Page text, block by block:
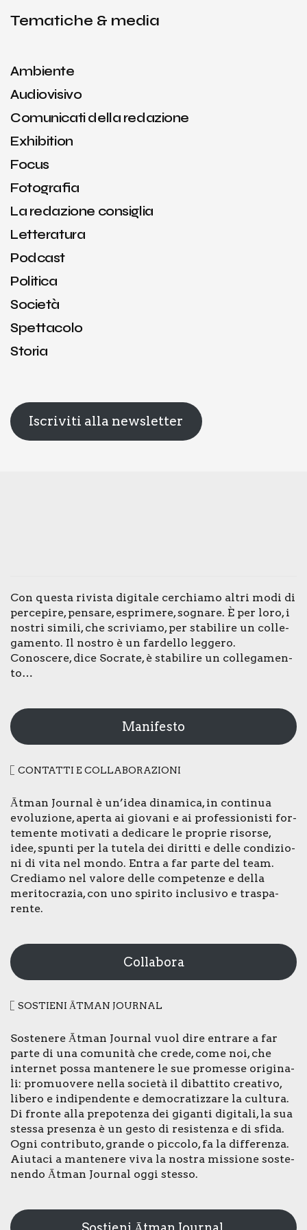
Tematiche & media
Ambiente
Audiovisivo
Comunicati della redazione
Exhibition
Focus
Fotografia
La redazione consiglia
Letteratura
Podcast
Politica
Società
Spettacolo
Storia
Iscriviti alla newsletter
Con que­sta rivi­sta digi­ta­le cer­chia­mo altri modi di
per­ce­pi­re, pen­sa­re, espri­me­re, sogna­re. È per loro, i
nostri simi­li, che scri­via­mo, per sta­bi­li­re un col­le­
ga­men­to. Il nostro è un far­del­lo leg­ge­ro.
Cono­sce­re, dice Socra­te, è sta­bi­li­re un col­le­ga­men­
to…
Manifesto
CON­TAT­TI E COL­LA­BO­RA­ZIO­NI
Ātman Jour­nal è un’idea dina­mi­ca, in con­ti­nua
evo­lu­zio­ne, aper­ta ai gio­va­ni e ai pro­fes­sio­ni­sti for­
te­men­te moti­va­ti a dedi­ca­re le pro­prie risor­se,
idee, spun­ti per la tute­la dei dirit­ti e del­le con­di­zio­
ni di vita nel mon­do. Entra a far par­te del team.
Cre­dia­mo nel valo­re del­le com­pe­ten­ze e del­la
meri­to­cra­zia, con uno spi­ri­to inclu­si­vo e tra­spa­
ren­te.
Collabora
SOSTIE­NI ĀTMAN JOUR­NAL
Soste­ne­re Ātman Jour­nal vuol dire entra­re a far
par­te di una comu­ni­tà che cre­de, come noi, che
inter­net pos­sa man­te­ne­re le sue pro­mes­se ori­gi­na­
li: pro­muo­ve­re nel­la socie­tà il dibat­ti­to crea­ti­vo,
libe­ro e indi­pen­den­te e demo­cra­tiz­za­re la cul­tu­ra.
Di fron­te alla pre­po­ten­za dei gigan­ti digi­ta­li, la sua
stes­sa pre­sen­za è un gesto di resi­sten­za e di sfi­da.
Ogni con­tri­bu­to, gran­de o pic­co­lo, fa la dif­fe­ren­za.
Aiu­ta­ci a man­te­ne­re viva la nostra mis­sio­ne soste­
nen­do Ātman Jour­nal oggi stes­so.